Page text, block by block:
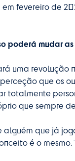
fevereiro de
poderá mudar as
uma
que os
totalmente
que sempre
que já
é o